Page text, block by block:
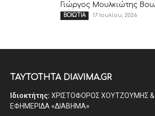
Γιώργος Μουλκιώτης
ΒΟΙΩΤΙΑ 17 Ιουλίου, 2026
ΤΑΥΤΟΤΗΤΑ DIAVIMA.GR
Ιδιοκτήτης: ΧΡΙΣΤΟΦΟΡΟΣ ΧΟΥΤΖΟΥΜΗΣ &
ΕΦΗΜΕΡΙΔΑ «ΔΙΑΒΗΜΑ»